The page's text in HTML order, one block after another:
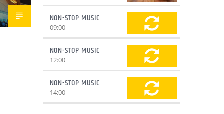
NON-STOP MUSIC
09:00
NON-STOP MUSIC
12:00
NON-STOP MUSIC
14:00